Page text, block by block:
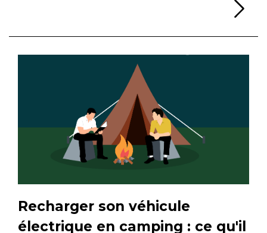
Recharger son véhicule
électrique en camping : ce qu'il